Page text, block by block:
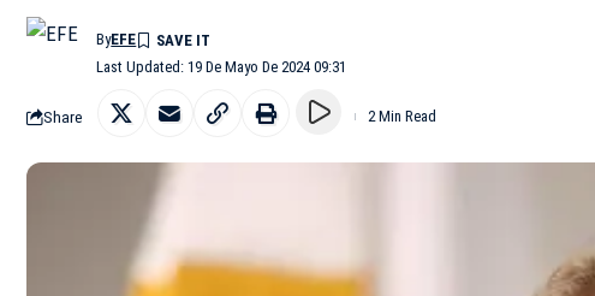
Last Updated: 19 De Mayo De 2024 09:31
ByEFE
Share 2 Min Read